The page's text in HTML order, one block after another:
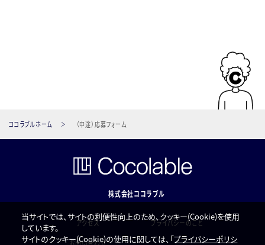
クッキー・IPアドレス情報および携帯識別番号（固体識別番号）に
ついては、当該情報単独で特定の個人を識別することができない
ため、当社では個人情報とは認識しておりません。ただし、当該情
報が個人情報と一体となって使用される場合には、当該情報も
特定の個人を識別できるため個人情報とみなします。当社の運営
なくとも、クッキー・IPアドレス情報および携帯識別番号（固体識
ます。また、クッキー情報については、ブラウザの設定で拒否する
ことが可能です。クッキーを拒否するとサービスが受けられない
場合は、その旨も公表します。
ココラブルホーム （中途）応募フォーム
株式会社ココラブル
アクセス
プライバシーのこと
お問い合わせ
当サイトでは、サイトの利便性向上のため、クッキー(Cookie)を使用
しています。
サイトのクッキー(Cookie)の使用に関しては、「プライバシーポリシ